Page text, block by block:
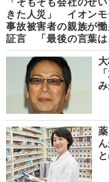
きた人災」 イオンモ
事故被害者の親族が
証言 「最後の言葉は